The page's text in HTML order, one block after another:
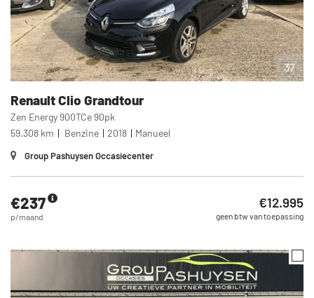
37
RenaultClio Grandtour
Zen Energy 900TCe 90pk
59.308 km
Benzine 2018 Manueel
Group Pashuysen Occasiecenter
€237
p/maand
€12.995
geen btw van toepassing